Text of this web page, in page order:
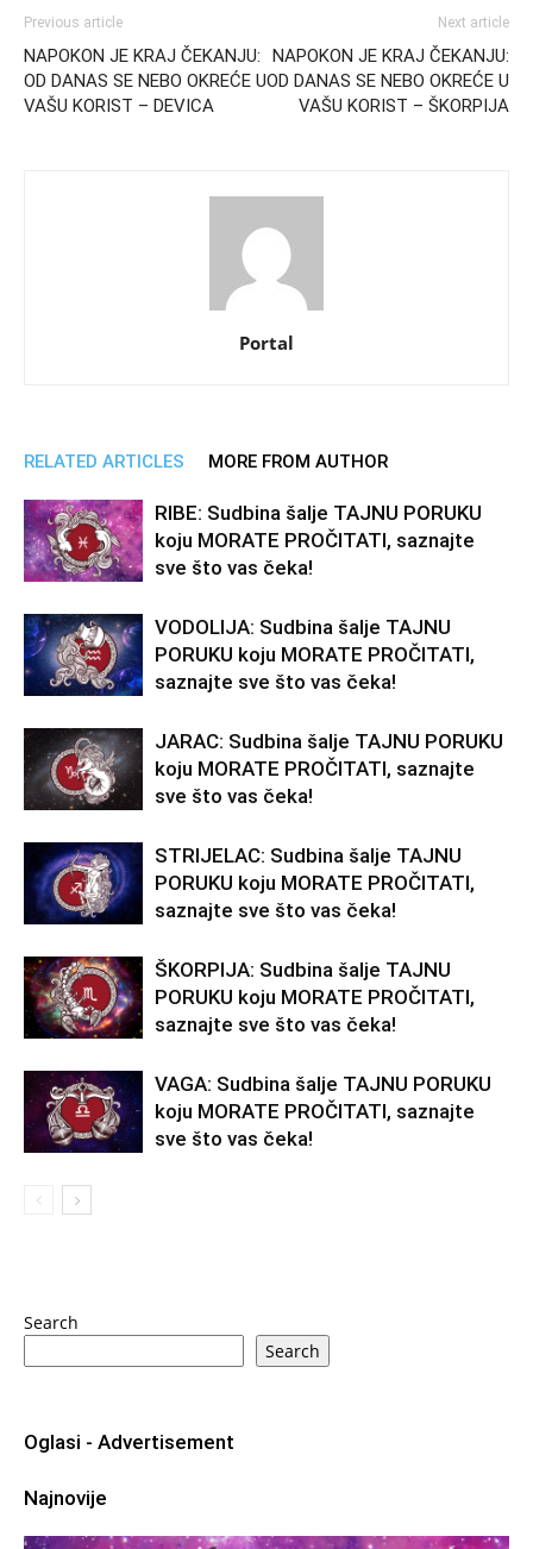
Previous article
NAPOKON JE KRAJ ČEKANJU:
OD DANAS SE NEBO OKREĆE U
VAŠU KORIST – DEVICA
Next article
NAPOKON JE KRAJ ČEKANJU:
OD DANAS SE NEBO OKREĆE U
VAŠU KORIST – ŠKORPIJA
Portal
RELATED ARTICLES MORE FROM AUTHOR
RIBE: Sudbina šalje TAJNU PORUKU
koju MORATE PROČITATI, saznajte
sve što vas čeka!
VODOLIJA: Sudbina šalje TAJNU
PORUKU koju MORATE PROČITATI,
saznajte sve što vas čeka!
JARAC: Sudbina šalje TAJNU PORUKU
koju MORATE PROČITATI, saznajte
sve što vas čeka!
STRIJELAC: Sudbina šalje TAJNU
PORUKU koju MORATE PROČITATI,
saznajte sve što vas čeka!
ŠKORPIJA: Sudbina šalje TAJNU
PORUKU koju MORATE PROČITATI,
saznajte sve što vas čeka!
VAGA: Sudbina šalje TAJNU PORUKU
koju MORATE PROČITATI, saznajte
sve što vas čeka!
Search
Search
Oglasi - Advertisement
Najnovije